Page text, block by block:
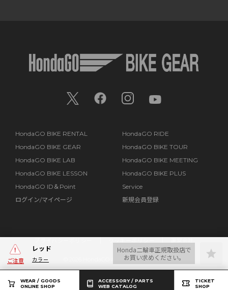
WEAR / GOODS
ONLINE SHOP
ACCESSORY / PARTS
WEB CATALOG
TICKET
SHOP
ご注意
レッド
カラー
Honda二輪車正規取扱店で
お買い求めください。
HondaGO BIKE RENTAL
HondaGO RIDE
HondaGO BIKE GEAR
HondaGO BIKE TOUR
HondaGO BIKE LAB
HondaGO BIKE MEETING
HondaGO BIKE LESSON
HondaGO BIKE PLUS
HondaGO ID＆Point
Service
ログイン/マイページ
新規会員登録
2026 HondaGO All Rights Reserved.